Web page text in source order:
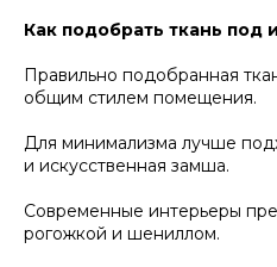
Как подобрать ткань под
Правильно подобранная
общим стилем помещения.
Для минимализма лучше
и искусственная замша.
Современные интерьеры
рогожкой и шениллом.